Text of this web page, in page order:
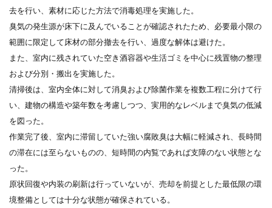
去を行い、素材に応じた方法で消毒処理を実施した。
臭気の発生源が床下に及んでいることが確認されたため、必要最小限の
範囲に限定して床材の部分撤去を行い、過度な解体は避けた。
また、室内に残されていた空き酒容器や生活ゴミを中心に残置物の整理
および分別・搬出を実施した。
清掃後は、室内全体に対して消臭および除菌作業を複数工程に分けて行
い、建物の構造や築年数を考慮しつつ、実用的なレベルまで臭気の低減
を図った。
作業完了後、室内に滞留していた強い腐敗臭は大幅に軽減され、長時間
の滞在には至らないものの、短時間の内覧であれば支障のない状態とな
った。
原状回復や内装の刷新は行っていないが、売却を前提とした最低限の環
境整備としては十分な状態が確保されている。